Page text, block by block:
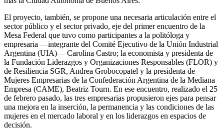
El proyecto, también, se propone una necesaria articulación entre el
sector público y el sector privado, eje del primer encuentro de la
Mesa Federal que tuvo como participantes a la politóloga y
empresaria ―integrante del Comité Ejecutivo de la Unión Industrial
Argentina (UIA)― Carolina Castro; la economista y presidenta de
la Fundación Liderazgos y Organizaciones Responsables (FLOR) y
de Resiliencia SGR, Andrea Grobocopatel y la presidenta de
Mujeres Empresarias de la Confederación Argentina de la Mediana
Empresa (CAME), Beatriz Tourn. En ese encuentro, realizado el 25
de febrero pasado, las tres empresarias propusieron ejes para pensar
una mejora en la inserción, la permanencia y las condiciones de las
mujeres en el mercado laboral y en los liderazgos en espacios de
decisión.